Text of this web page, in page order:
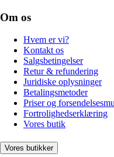
Om os
Hvem er vi?
Kontakt os
Salgsbetingelser
Retur & refundering
Juridiske oplysninger
Betalingsmetoder
Priser og
Fortrolighedserklæring
Vores butik
Vores butikker